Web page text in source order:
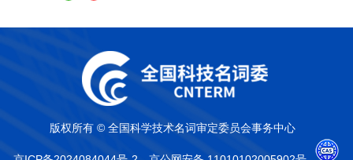
版权所有 © 全国科学技术名词审定委员会事务中心